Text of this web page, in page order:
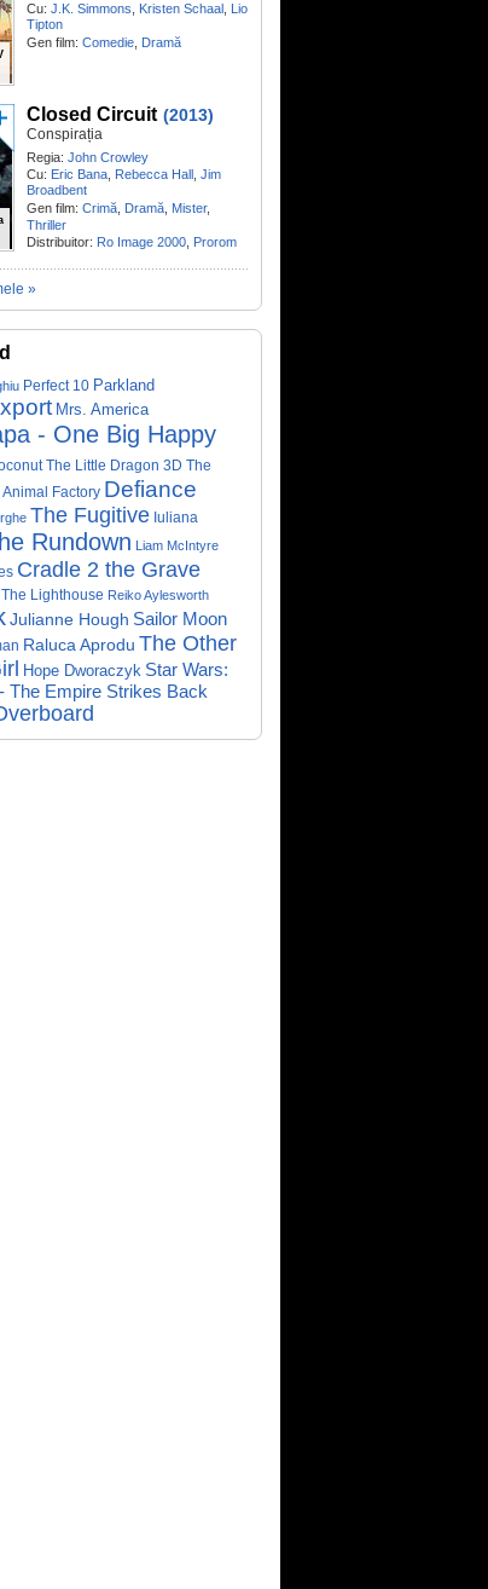
Cu: J.K. Simmons Kristen Schaal Lio
Tipton
Gen film: Comedie Dramă
Closed Circuit (2013)
Conspirația
Regia: John Crowley
Cu: Eric Bana Rebecca Hall Jim
Broadbent
Gen film: Crimă Dramă Mister,
Thriller
Distribuitor: Ro Image 2000 Prorom
»
Perfect 10 Parkland
Mrs. America
- One Big Happy
The Little Dragon 3D The
Animal Factory Defiance
The Fugitive Iuliana
Rundown Liam McIntyre
Cradle 2 the Grave
The Lighthouse Reiko Aylesworth
Julianne Hough Sailor Moon
Raluca Aprodu The Other
Hope Dworaczyk Star Wars:
The Empire Strikes Back